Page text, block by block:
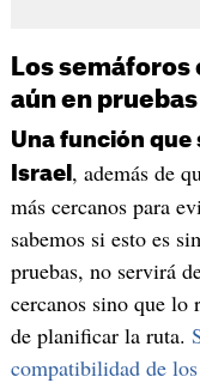
Los semáforos
aún en
Una función que
Israel , además de
más cercanos para
sabemos si esto es
pruebas, no servirá
cercanos sino que lo
de planificar la ruta.
compatibilidad de